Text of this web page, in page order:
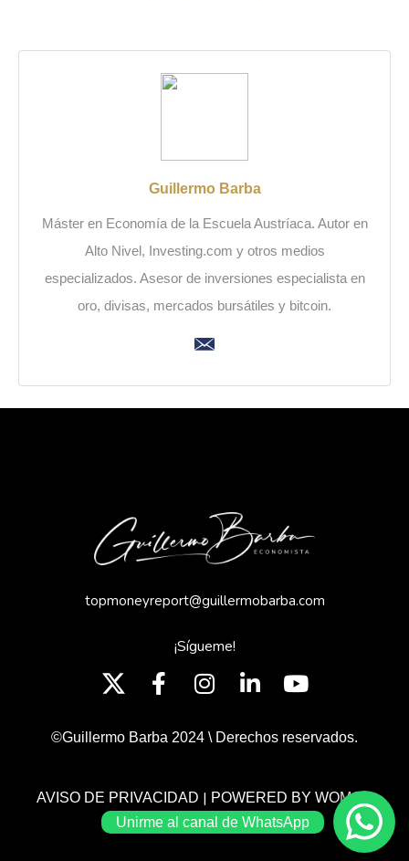
Guillermo Barba
Máster en Economía de la Escuela Austríaca. Autor en
Alto Nivel, Investing.com y otros medios
especializados. Asesor de inversiones especialista en
oro, divisas, mercados bursátiles y bitcoin.
topmoneyreport@guillermobarba.com
¡Sígueme!
©Guillermo Barba 2024 \ Derechos reservados.
AVISO DE PRIVACIDAD | POWERED BY WOMGP
Unirme al canal de WhatsApp